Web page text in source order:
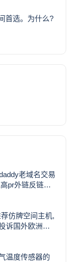
首选。为什么?
老域名交易
pr外链反链域
仿牌空间主机,
诉国外欧洲荷
温度传感器的